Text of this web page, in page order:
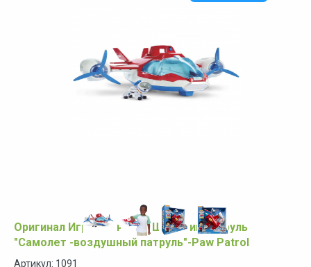
Оригинал Игровой набор Щенячий патруль
"Самолет -воздушный патруль"-Paw Patrol
Артикул: 1091